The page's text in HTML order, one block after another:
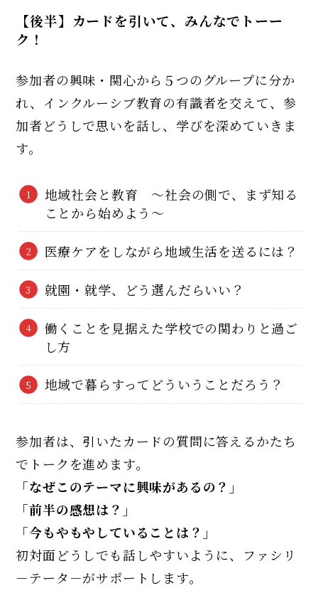
【後半】カードを引いて、みんなでトーー
ク！
参加者の興味・関心から５つのグループに分か
れ、インクルーシブ教育の有識者を交えて、参
加者どうしで思いを話し、学びを深めていきま
す。
地域社会と教育 ～社会の側で、まず知る
ことから始めよう～
医療ケアをしながら地域生活を送るには？
就園・就学、どう選んだらいい？
働くことを見据えた学校での関わりと過ご
し方
地域で暮らすってどういうことだろう？
参加者は、引いたカードの質問に答えるかたち
でトークを進めます。
「なぜこのテーマに興味があるの？」
「前半の感想は？」
「今もやもやしていることは？」
初対面どうしでも話しやすいように、ファシリ
－テータ－がサポートします。